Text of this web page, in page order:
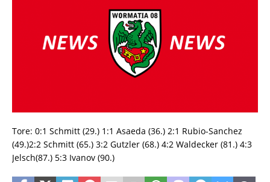
Tore: 0:1 Schmitt (29.) 1:1 Asaeda (36.) 2:1 Rubio-Sanchez
(49.)2:2 Schmitt (65.) 3:2 Gutzler (68.) 4:2 Waldecker (81.) 4:3
Jelsch(87.) 5:3 Ivanov (90.)